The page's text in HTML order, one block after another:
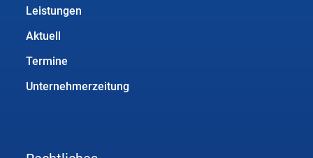
Leistungen
Aktuell
Termine
Unternehmerzeitung